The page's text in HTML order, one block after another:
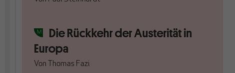
Die Rückkehr der Austerität in
Europa
Von Thomas Fazi